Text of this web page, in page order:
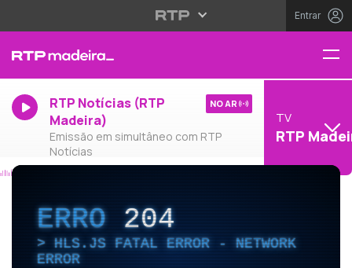
Entrar
RTP Notícias (RTP
Madeira)
Emissão em simultâneo com RTP
Notícias
NO AR
TV
RTP
ERRO204
HLS.JS FATAL ERROR - NETWORK
ERROR